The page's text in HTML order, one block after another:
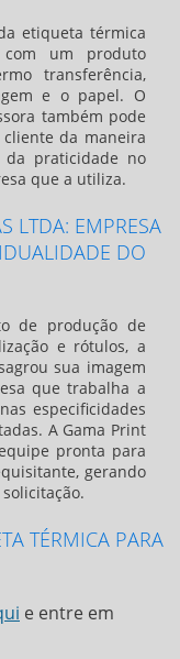
etiqueta térmica
um produto
transferência,
e o papel. O
também pode
da maneira
da praticidade no
que a utiliza.
LTDA: EMPRESA
DO
de produção de
e rótulos, a
sua imagem
que trabalha a
especificidades
A Gama Print
pronta para
gerando
TÉRMICA PARA
e entre em